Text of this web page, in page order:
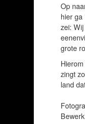
Op
hier ga
zei:
grote
zingt
land